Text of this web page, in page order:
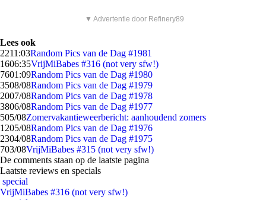
▼ Advertentie door Refinery89
Lees ook
2211:03Random Pics van de Dag #1981
1606:35VrijMiBabes #316 (not very sfw!)
7601:09Random Pics van de Dag #1980
3508/08Random Pics van de Dag #1979
2007/08Random Pics van de Dag #1978
3806/08Random Pics van de Dag #1977
505/08Zomervakantieweerbericht: aanhoudend zomers
1205/08Random Pics van de Dag #1976
2304/08Random Pics van de Dag #1975
703/08VrijMiBabes #315 (not very sfw!)
De comments staan op de laatste pagina
Laatste reviews en specials
special
VrijMiBabes #316 (not very sfw!)